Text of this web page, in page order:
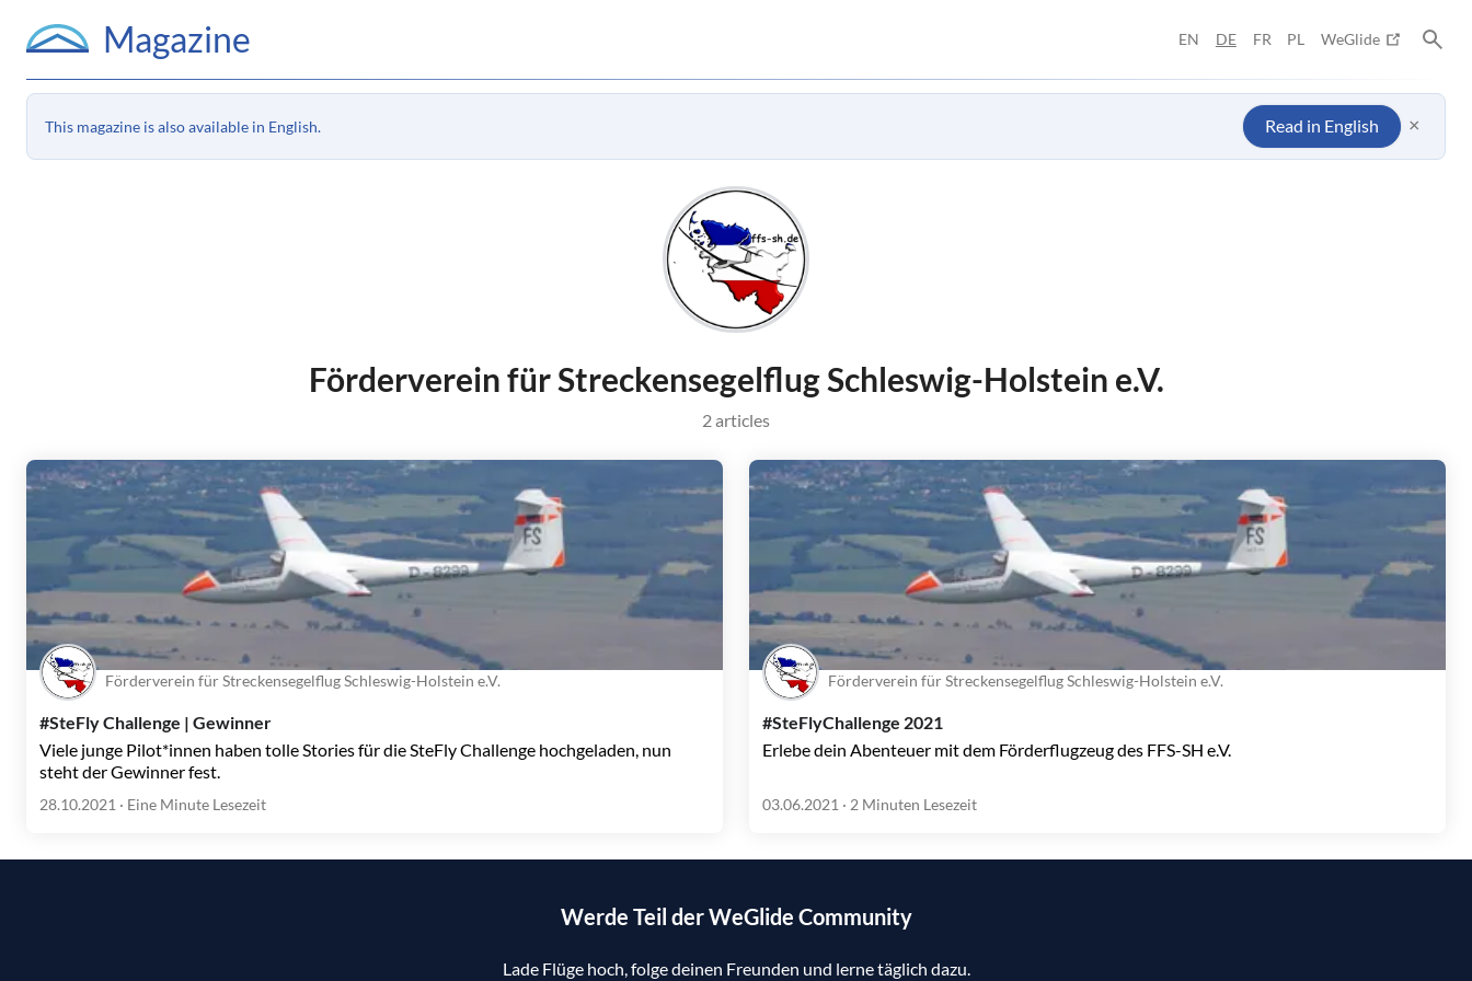
Magazine EN DE FR PL WeGlide
This magazine is also available in English. Read in English ×
Förderverein für Streckensegelflug Schleswig-Holstein e.V.
2 articles
Förderverein für Streckensegelflug Schleswig-Holstein e.V.
#SteFly Challenge | Gewinner
Viele junge Pilot*innen haben tolle Stories für die SteFly Challenge hochgeladen, nun
steht der Gewinner fest.
28.10.2021 · Eine Minute Lesezeit
Förderverein für Streckensegelflug Schleswig-Holstein e.V.
#SteFlyChallenge 2021
Erlebe dein Abenteuer mit dem Förderflugzeug des FFS-SH e.V.
03.06.2021 · 2 Minuten Lesezeit
Werde Teil der WeGlide Community
Lade Flüge hoch, folge deinen Freunden und lerne täglich dazu.